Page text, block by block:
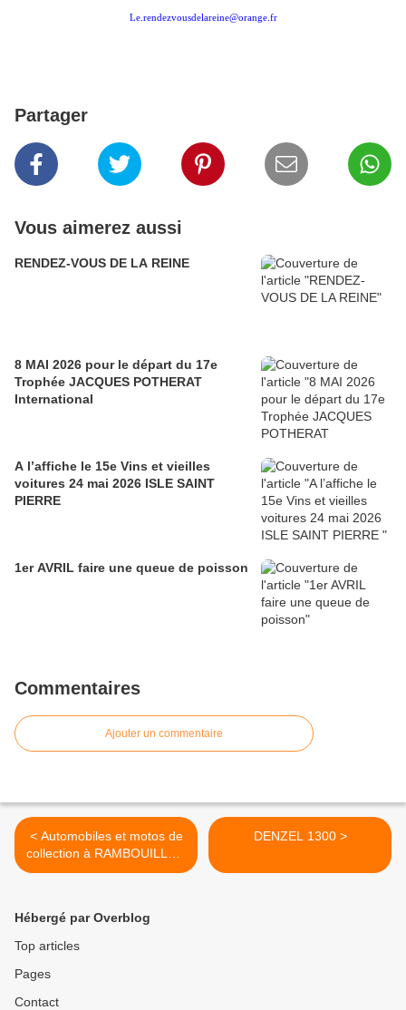
Le.rendezvousdelareine@orange.fr
Partager
Vous aimerez aussi
RENDEZ-VOUS DE LA REINE
8 MAI 2026 pour le départ du 17e
Trophée JACQUES POTHERAT
International
A l’affiche le 15e Vins et vieilles
voitures 24 mai 2026 ISLE SAINT
PIERRE
1er AVRIL faire une queue de poisson
Commentaires
Ajouter un commentaire
< Automobiles et motos de
collection à RAMBOUILLET,
avalanche sous le soleil
DENZEL 1300 >
Hébergé par Overblog
Top articles
Pages
Contact